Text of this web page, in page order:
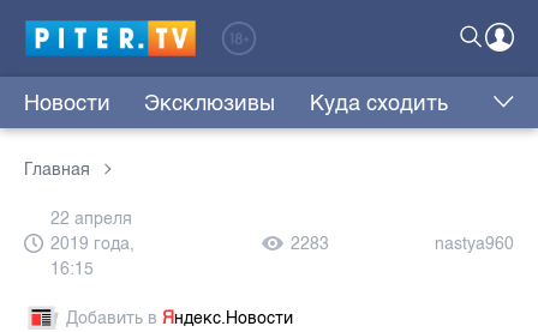
Новости Эксклюзивы Куда сходить
Главная
22 апреля
2019 года,
16:15
2283 nastya960
Добавить в Яндекс.Новости